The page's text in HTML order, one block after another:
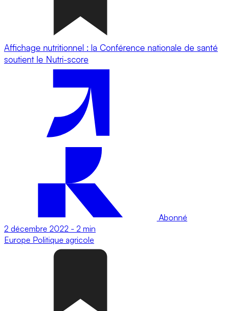
Affichage nutritionnel : la Conférence nationale de santé
soutient le Nutri-score
Abonné
2 décembre 2022 - 2 min
Europe Politique agricole